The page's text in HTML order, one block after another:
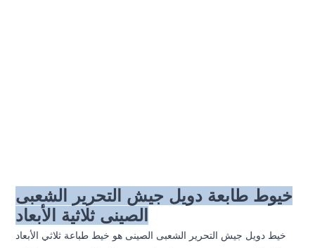
خيوط طابعة دويل جيش التحرير الشعبى
الصينى ثلاثية الأبعاد
خيط دويل جيش التحرير الشعبى الصينى هو خيط طباعة ثلاثي الأبعاد